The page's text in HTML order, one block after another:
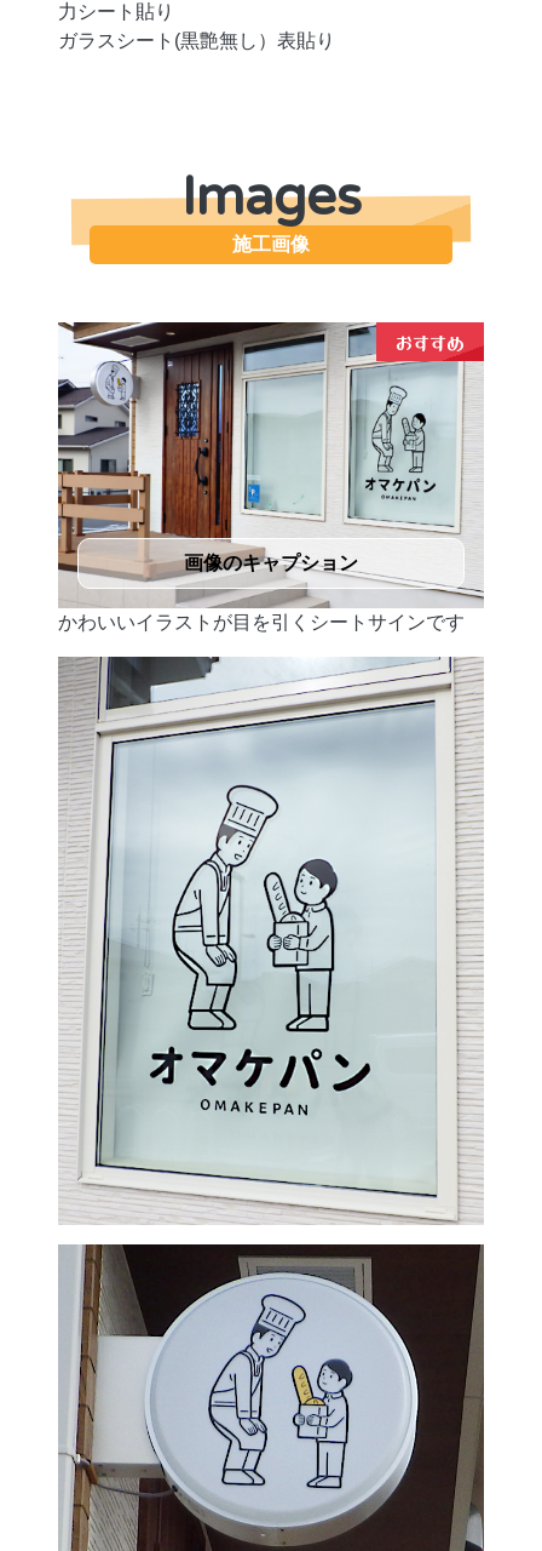
力シート貼り
ガラスシート(黒艶無し）表貼り
Images
施工画像
おすすめ
画像のキャプション
かわいいイラストが目を引くシートサインです